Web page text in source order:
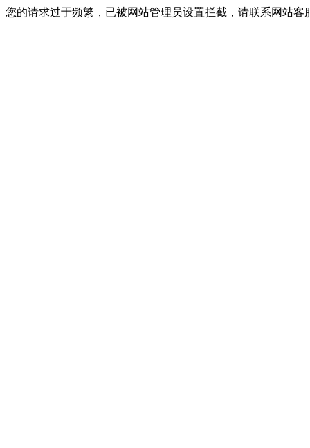
您的请求过于频繁，已被网站管理员设置拦截，请联系网站客